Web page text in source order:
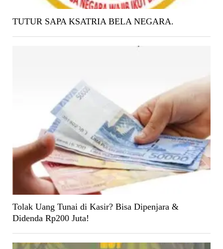
TUTUR SAPA KSATRIA BELA NEGARA.
Tolak Uang Tunai di Kasir? Bisa Dipenjara &
Didenda Rp200 Juta!